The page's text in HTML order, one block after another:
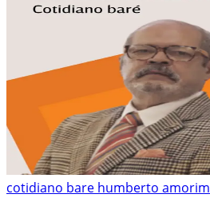
cotidiano bare humberto amorim